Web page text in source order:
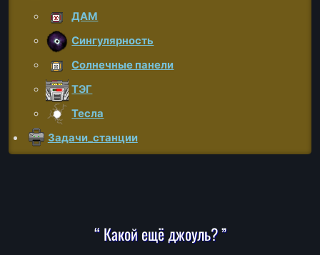
ДАМ
Сингулярность
Солнечные панели
ТЭГ
Тесла
Задачи_станции
“ Какой ещё джоуль? ”